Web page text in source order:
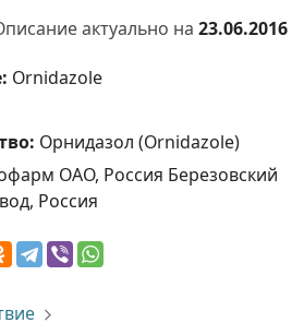
актуально на 23.06.2016
Ornidazole
Орнидазол (Ornidazole)
ОАО, Россия Березовский
Россия